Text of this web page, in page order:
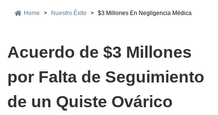
Home > Nuestro Éxito > $3 Millones En Negligencia Médica
Acuerdo de $3 Millones
por Falta de Seguimiento
de un Quiste Ovárico